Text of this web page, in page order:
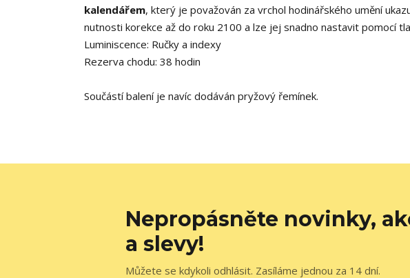
kalendářem, který je považován za vrchol hodinářského umění
nutnosti korekce až do roku 2100 a lze jej snadno nastavit pomocí
Luminiscence: Ručky a indexy
Rezerva chodu: 38 hodin
Součástí balení je navíc dodáván pryžový řemínek.
Nepropásněte novinky,
a slevy!
Můžete se kdykoli odhlásit. Zasíláme jednou za 14 dní.